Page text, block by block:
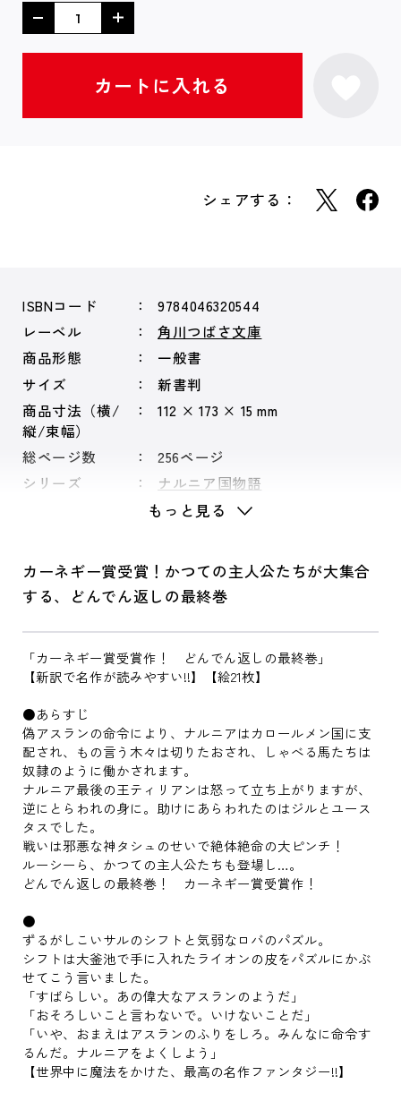
シェアする：
ISBNコード
9784046320544
レーベル
角川つばさ文庫
商品形態
一般書
サイズ
新書判
商品寸法（横/
縦/束幅）
112 × 173 × 15 mm
総ページ数
256ページ
シリーズ
ナルニア国物語
もっと見る
カーネギー賞受賞！かつての主人公たちが大集合
する、どんでん返しの最終巻
「カーネギー賞受賞作！ どんでん返しの最終巻」
【新訳で名作が読みやすい!!】【絵21枚】
●あらすじ
偽アスランの命令により、ナルニアはカロールメン国に支
配され、もの言う木々は切りたおされ、しゃべる馬たちは
奴隷のように働かされます。
ナルニア最後の王ティリアンは怒って立ち上がりますが、
逆にとらわれの身に。助けにあらわれたのはジルとユース
タスでした。
戦いは邪悪な神タシュのせいで絶体絶命の大ピンチ！
ルーシーら、かつての主人公たちも登場し…。
どんでん返しの最終巻！ カーネギー賞受賞作！
●
ずるがしこいサルのシフトと気弱なロバのパズル。
シフトは大釜池で手に入れたライオンの皮をパズルにかぶ
せてこう言いました。
「すばらしい。あの偉大なアスランのようだ」
「おそろしいこと言わないで。いけないことだ」
「いや、おまえはアスランのふりをしろ。みんなに命令す
るんだ。ナルニアをよくしよう」
【世界中に魔法をかけた、最高の名作ファンタジー!!】